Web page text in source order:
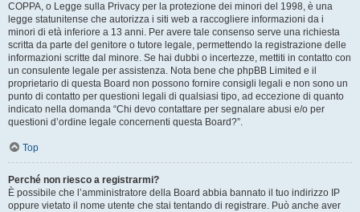
COPPA, o Legge sulla Privacy per la protezione dei minori del 1998, è una
legge statunitense che autorizza i siti web a raccogliere informazioni da i
minori di età inferiore a 13 anni. Per avere tale consenso serve una richiesta
scritta da parte del genitore o tutore legale, permettendo la registrazione delle
informazioni scritte dal minore. Se hai dubbi o incertezze, mettiti in contatto con
un consulente legale per assistenza. Nota bene che phpBB Limited e il
proprietario di questa Board non possono fornire consigli legali e non sono un
punto di contatto per questioni legali di qualsiasi tipo, ad eccezione di quanto
indicato nella domanda “Chi devo contattare per segnalare abusi e/o per
questioni d’ordine legale concernenti questa Board?”.
Top
Perché non riesco a registrarmi?
È possibile che l’amministratore della Board abbia bannato il tuo indirizzo IP
oppure vietato il nome utente che stai tentando di registrare. Può anche aver